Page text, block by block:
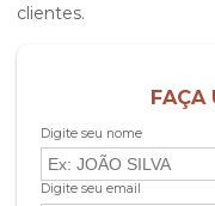
clientes.
FAÇA
Digite seu nome
Digite seu email